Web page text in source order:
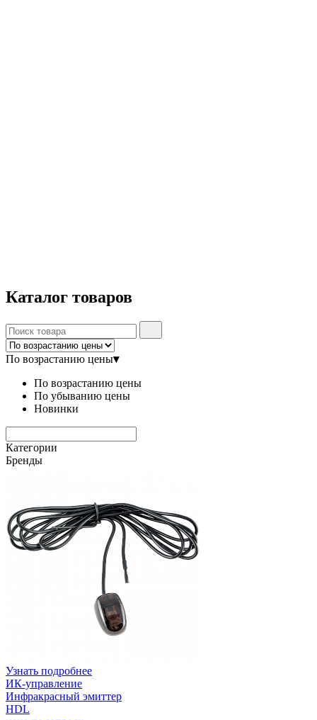
Каталог товаров
По возрастанию цены▾
По возрастанию цены
По убыванию цены
Новинки
Категории
Бренды
Узнать подробнее
ИК-управление
Инфракрасный эмиттер
HDL